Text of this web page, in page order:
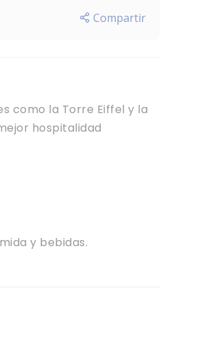
Compartir
como la Torre Eiffel y la
hospitalidad
y bebidas.